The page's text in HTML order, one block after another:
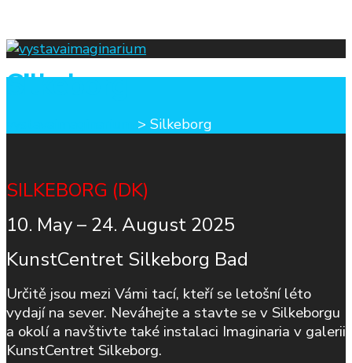
Silkeborg
> Silkeborg
SILKEBORG (DK)
10. May – 24. August 2025
KunstCentret Silkeborg Bad
Určitě jsou mezi Vámi tací, kteří se letošní léto
vydají na sever. Neváhejte a stavte se v Silkeborgu
a okolí a navštivte také instalaci Imaginaria v galerii
KunstCentret Silkeborg.